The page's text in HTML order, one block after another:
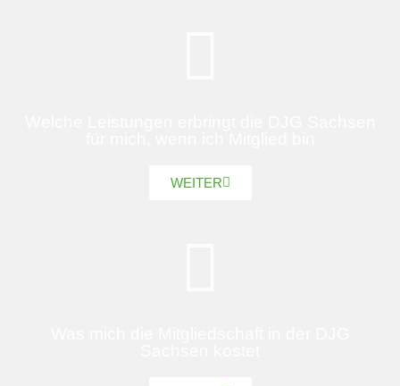
WEITER